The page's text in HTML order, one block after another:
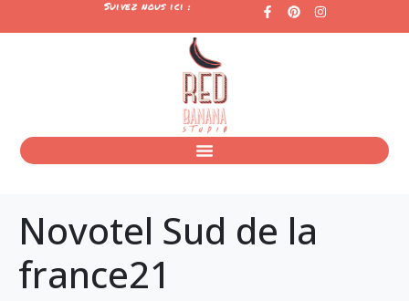
Suivez nous ici :
Novotel Sud de la
france21